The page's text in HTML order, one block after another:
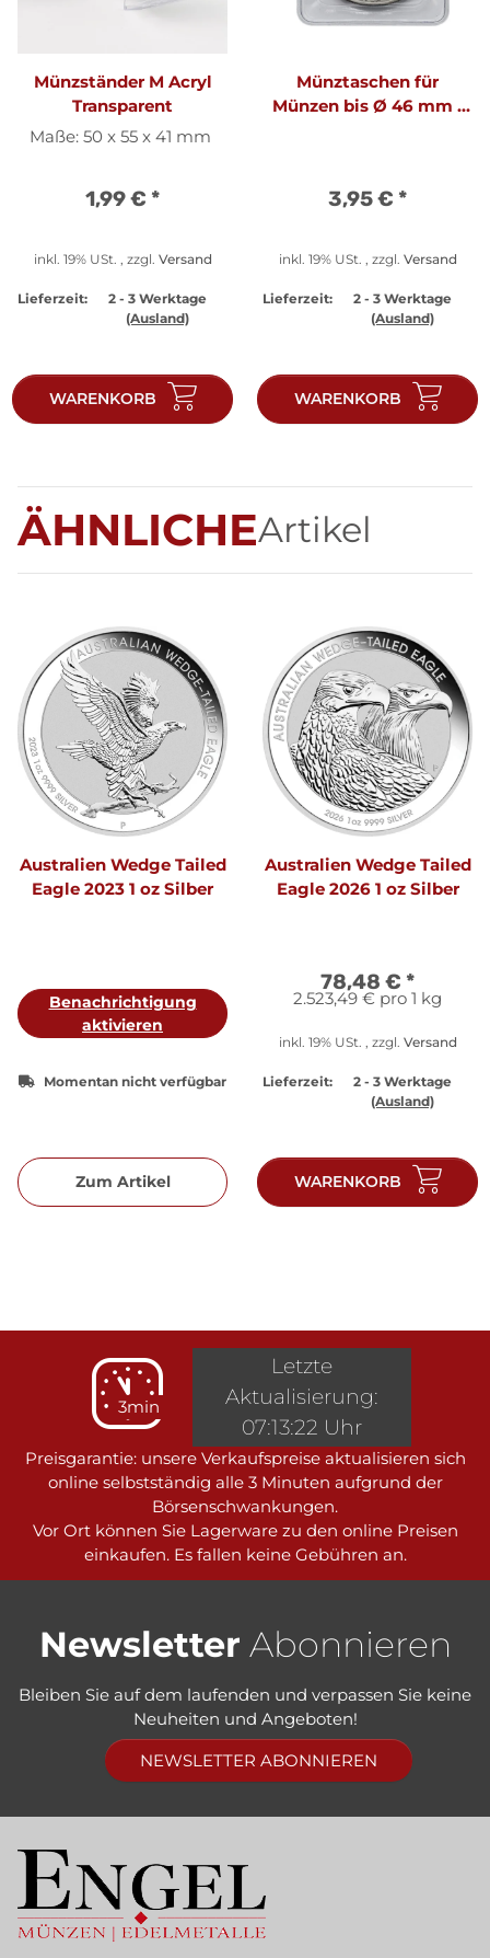
Münzständer M Acryl
Transparent
Maße: 50 x 55 x 41 mm
1,99 € *
inkl. 19% USt. , zzgl. Versand
Lieferzeit:
2 - 3 Werktage
(Ausland)
WARENKORB
Münztaschen für
Münzen bis Ø 46 mm -
3,95 € *
inkl. 19% USt. , zzgl. Versand
Lieferzeit:
2 - 3 Werktage
(Ausland)
WARENKORB
ÄHNLICHEArtikel
Australien Wedge Tailed
Eagle 2023 1 oz Silber
Benachrichtigung
aktivieren
Momentan nicht verfügbar
Zum Artikel
Australien Wedge Tailed
Eagle 2026 1 oz Silber
78,48 € *
2.523,49 € pro 1 kg
inkl. 19% USt. , zzgl. Versand
Lieferzeit:
2 - 3 Werktage
(Ausland)
WARENKORB
3min
Preisgarantie: unsere Verkaufspreise aktualisieren sich
online selbstständig alle 3 Minuten aufgrund der
Börsenschwankungen.
Vor Ort können Sie Lagerware zu den online Preisen
einkaufen. Es fallen keine Gebühren an.
Letzte
Aktualisierung:
07:13:22 Uhr
Newsletter Abonnieren
Bleiben Sie auf dem laufenden und verpassen Sie keine
Neuheiten und Angeboten!
NEWSLETTER ABONNIEREN